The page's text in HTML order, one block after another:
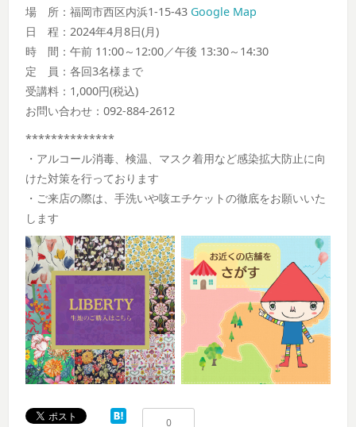
場 所：福岡市西区内浜1-15-43 Google Map
日 程：2024年4月8日(月)
時 間：午前 11:00～12:00／午後 13:30～14:30
定 員：各回3名様まで
受講料：1,000円(税込)
お問い合わせ：092-884-2612
**************
・アルコール消毒、検温、マスク着用など感染拡大防止に向
けた対策を行っております
・ご来店の際は、手洗いや咳エチケットの徹底をお願いいた
します
0